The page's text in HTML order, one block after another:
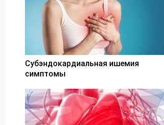
Субэндокардиальная ишемия
симптомы